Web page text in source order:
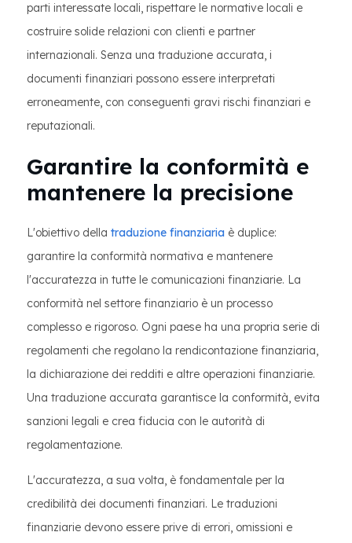
parti interessate locali, rispettare le normative locali e
costruire solide relazioni con clienti e partner
internazionali. Senza una traduzione accurata, i
documenti finanziari possono essere interpretati
erroneamente, con conseguenti gravi rischi finanziari e
reputazionali.
Garantire la conformità e
mantenere la precisione
L'obiettivo della traduzione finanziaria è duplice:
garantire la conformità normativa e mantenere
l'accuratezza in tutte le comunicazioni finanziarie. La
conformità nel settore finanziario è un processo
complesso e rigoroso. Ogni paese ha una propria serie di
regolamenti che regolano la rendicontazione finanziaria,
la dichiarazione dei redditi e altre operazioni finanziarie.
Una traduzione accurata garantisce la conformità, evita
sanzioni legali e crea fiducia con le autorità di
regolamentazione.
L'accuratezza, a sua volta, è fondamentale per la
credibilità dei documenti finanziari. Le traduzioni
finanziarie devono essere prive di errori, omissioni e